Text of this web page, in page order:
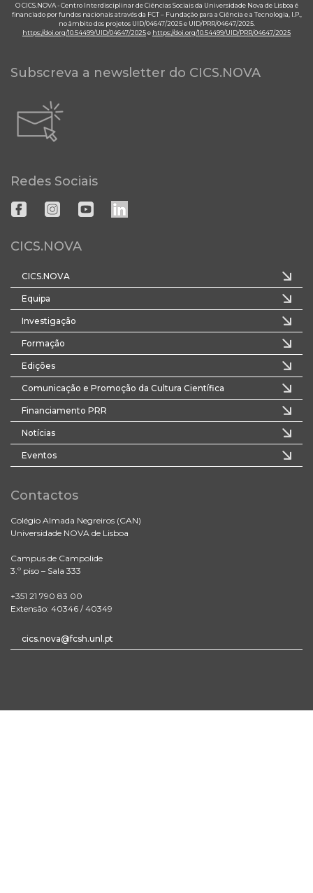
O CICS.NOVA - Centro Interdisciplinar de Ciências Sociais da Universidade Nova de Lisboa é
financiado por fundos nacionais através da FCT – Fundação para a Ciência e a Tecnologia, I.P.,
no âmbito dos projetos UID/04647/2025 e UID/PRR/04647/2025.
https://doi.org/10.54499/UID/04647/2025e https://doi.org/10.54499/UID/PRR/04647/2025
Subscreva a newsletter do CICS.NOVA
Redes Sociais
CICS.NOVA
CICS.NOVA
Equipa
Investigação
Formação
Edições
Comunicação e Promoção da Cultura Científica
Financiamento PRR
Notícias
Eventos
Contactos
Colégio Almada Negreiros (CAN)
Universidade NOVA de Lisboa
Campus de Campolide
3.º piso – Sala 333
+351 21 790 83 00
Extensão: 40346 / 40349
cics.nova@fcsh.unl.pt